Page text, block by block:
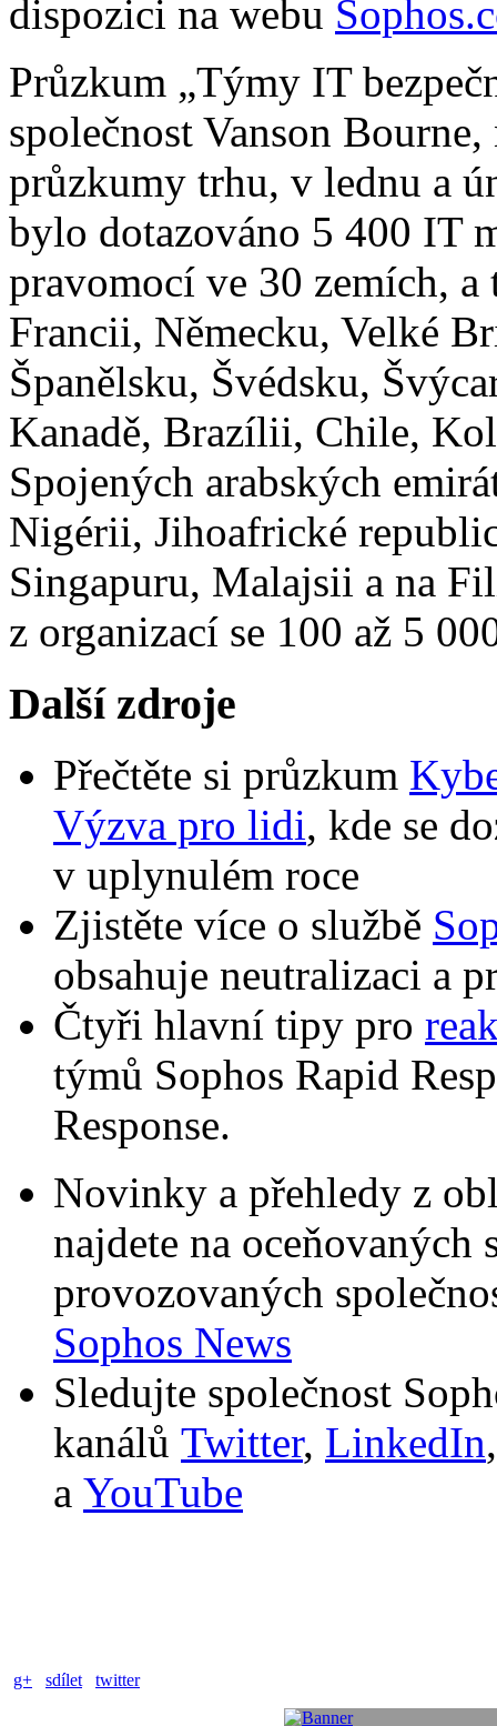
dispozici na webu
Průzkum „Týmy IT
společnost Vanson
průzkumy trhu, v lednu a
bylo dotazováno 5 400 IT
pravomocí ve 30 zemích,
Francii, Německu, Velké
Španělsku, Švédsku,
Kanadě, Brazílii, Chile,
Spojených arabských
Nigérii, Jihoafrické
Singapuru, Malajsii a na
z organizací se 100 až 5
Další zdroje
Přečtěte si průzkum
Výzva pro lidi, kde se
v uplynulém roce
Zjistěte více o službě
obsahuje neutralizaci a
Čtyři hlavní tipy pro
týmů Sophos Rapid
Response.
Novinky a přehledy z
najdete na oceňovaných
provozovaných
Sophos News
Sledujte společnost
kanálů Twitter, LinkedIn
a YouTube
g+ sdílet twitter